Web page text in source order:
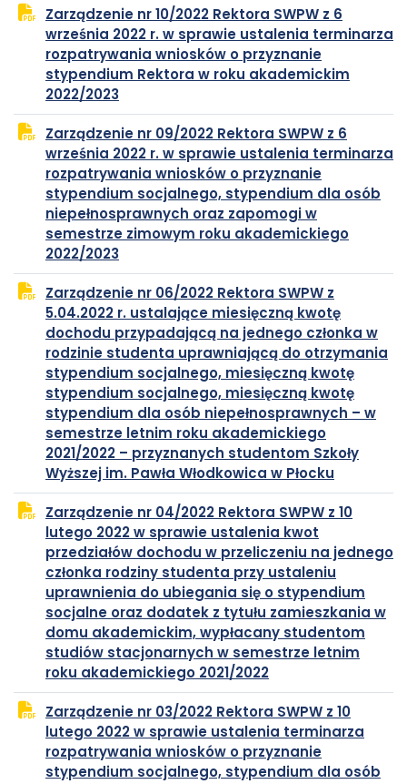
w
nowej
karcie
Zarządzenie nr 10/2022 Rektora SWPW z 6
września 2022 r. w sprawie ustalenia terminarza
rozpatrywania wniosków o przyznanie
stypendium Rektora w roku akademickim
2022/2023
PDF
się
w
nowej
karcie
Zarządzenie nr 09/2022 Rektora SWPW z 6
września 2022 r. w sprawie ustalenia terminarza
rozpatrywania wniosków o przyznanie
stypendium socjalnego, stypendium dla osób
niepełnosprawnych oraz zapomogi w
semestrze zimowym roku akademickiego
2022/2023
PDF
się
w
nowej
karcie
Zarządzenie nr 06/2022 Rektora SWPW z
5.04.2022 r. ustalające miesięczną kwotę
dochodu przypadającą na jednego członka w
rodzinie studenta uprawniającą do otrzymania
stypendium socjalnego, miesięczną kwotę
stypendium socjalnego, miesięczną kwotę
stypendium dla osób niepełnosprawnych – w
semestrze letnim roku akademickiego
2021/2022 – przyznanych studentom Szkoły
Wyższej im. Pawła Włodkowica w Płocku
PDF
się
w
karcie
Zarządzenie nr 04/2022 Rektora SWPW z 10
lutego 2022 w sprawie ustalenia kwot
przedziałów dochodu w przeliczeniu na jednego
członka rodziny studenta przy ustaleniu
uprawnienia do ubiegania się o stypendium
socjalne oraz dodatek z tytułu zamieszkania w
domu akademickim, wypłacany studentom
studiów stacjonarnych w semestrze letnim
roku akademickiego 2021/2022plik
PDF
otwiera
się
w
nowej
karcie
Zarządzenie nr 03/2022 Rektora SWPW z 10
lutego 2022 w sprawie ustalenia terminarza
rozpatrywania wniosków o przyznanie
stypendium socjalnego, stypendium dla osób